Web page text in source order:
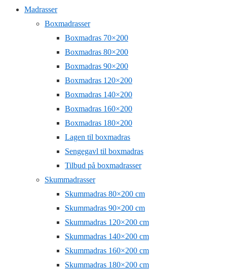
Madrasser
Boxmadrasser
Boxmadras 70×200
Boxmadras 80×200
Boxmadras 90×200
Boxmadras 120×200
Boxmadras 140×200
Boxmadras 160×200
Boxmadras 180×200
Lagen til boxmadras
Sengegavl til boxmadras
Tilbud på boxmadrasser
Skummadrasser
Skummadras 80×200 cm
Skummadras 90×200 cm
Skummadras 120×200 cm
Skummadras 140×200 cm
Skummadras 160×200 cm
Skummadras 180×200 cm